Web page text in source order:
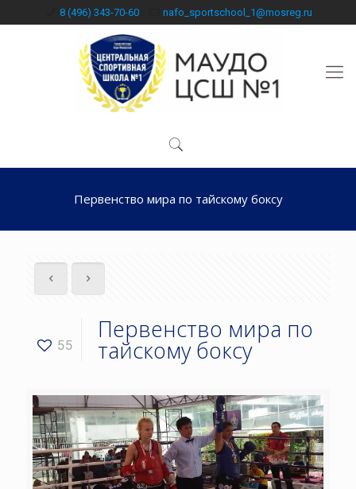
8 (496) 343-70-60 nafo_sportschool_1@mosreg.ru
Первенство мира по тайскому боксу
55
Первенство мира по
тайскому боксу